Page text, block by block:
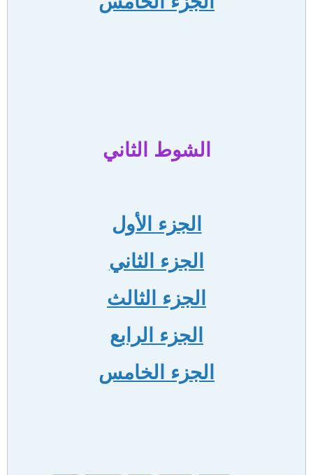
الشوط الثاني
الجزء الأول
الجزء الثاني
الجزء الثالث
الجزء الرابع
الجزء الخامس